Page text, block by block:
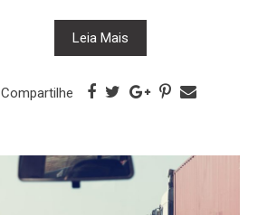
Leia Mais
Compartilhe